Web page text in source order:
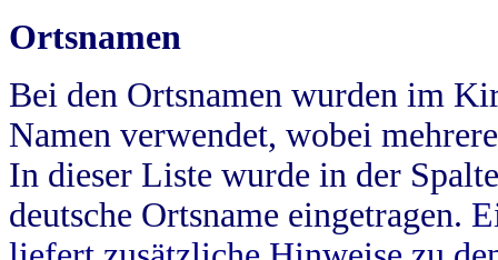
Ortsnamen
Bei den Ortsnamen wurden im
Namen verwendet, wobei
In dieser Liste wurde in der
deutsche Ortsname eingetragen.